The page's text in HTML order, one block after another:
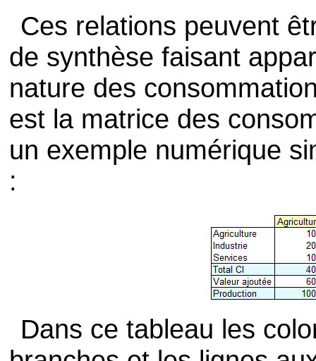
Ces relations peuvent
de synthèse faisant
nature des
est la matrice des
un exemple numérique
:
Dans ce tableau les